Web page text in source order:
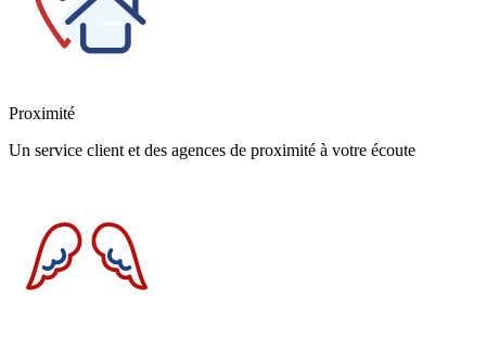
Proximité
Un service client et des agences de proximité à votre écoute